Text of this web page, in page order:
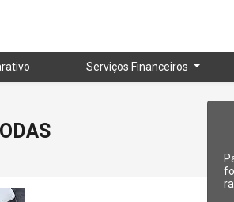
Serviços Financeiros